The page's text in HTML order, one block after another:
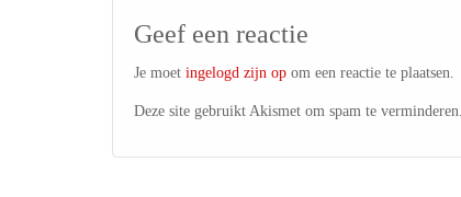
Geef een reactie
Je moet ingelogd zijn op om een reactie te plaatsen.
Deze site gebruikt Akismet om spam te verminderen.